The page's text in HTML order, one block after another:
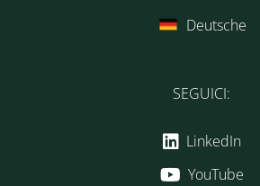
Deutsche
SEGUICI:
LinkedIn
YouTube